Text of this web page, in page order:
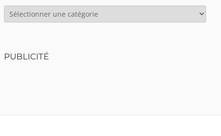
CATÉGORIES
PUBLICITÉ